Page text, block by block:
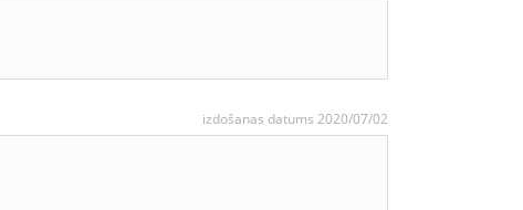
izdošanas datums 2020/07/02